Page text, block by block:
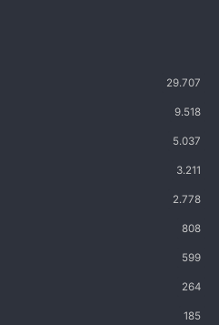
29.707
9.518
5.037
3.211
2.778
808
599
264
185